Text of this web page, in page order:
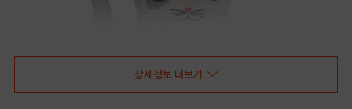
상세정보 더보기